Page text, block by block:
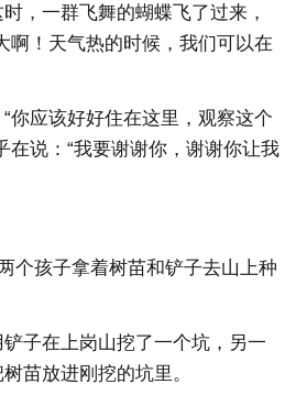
，一群飞舞的蝴蝶飞了过来，
啊！天气热的时候，我们可以在
你应该好好住在这里，观察这个
在说：“我要谢谢你，谢谢你让我
个孩子拿着树苗和铲子去山上种
子在上岗山挖了一个坑，另一
苗放进刚挖的坑里。